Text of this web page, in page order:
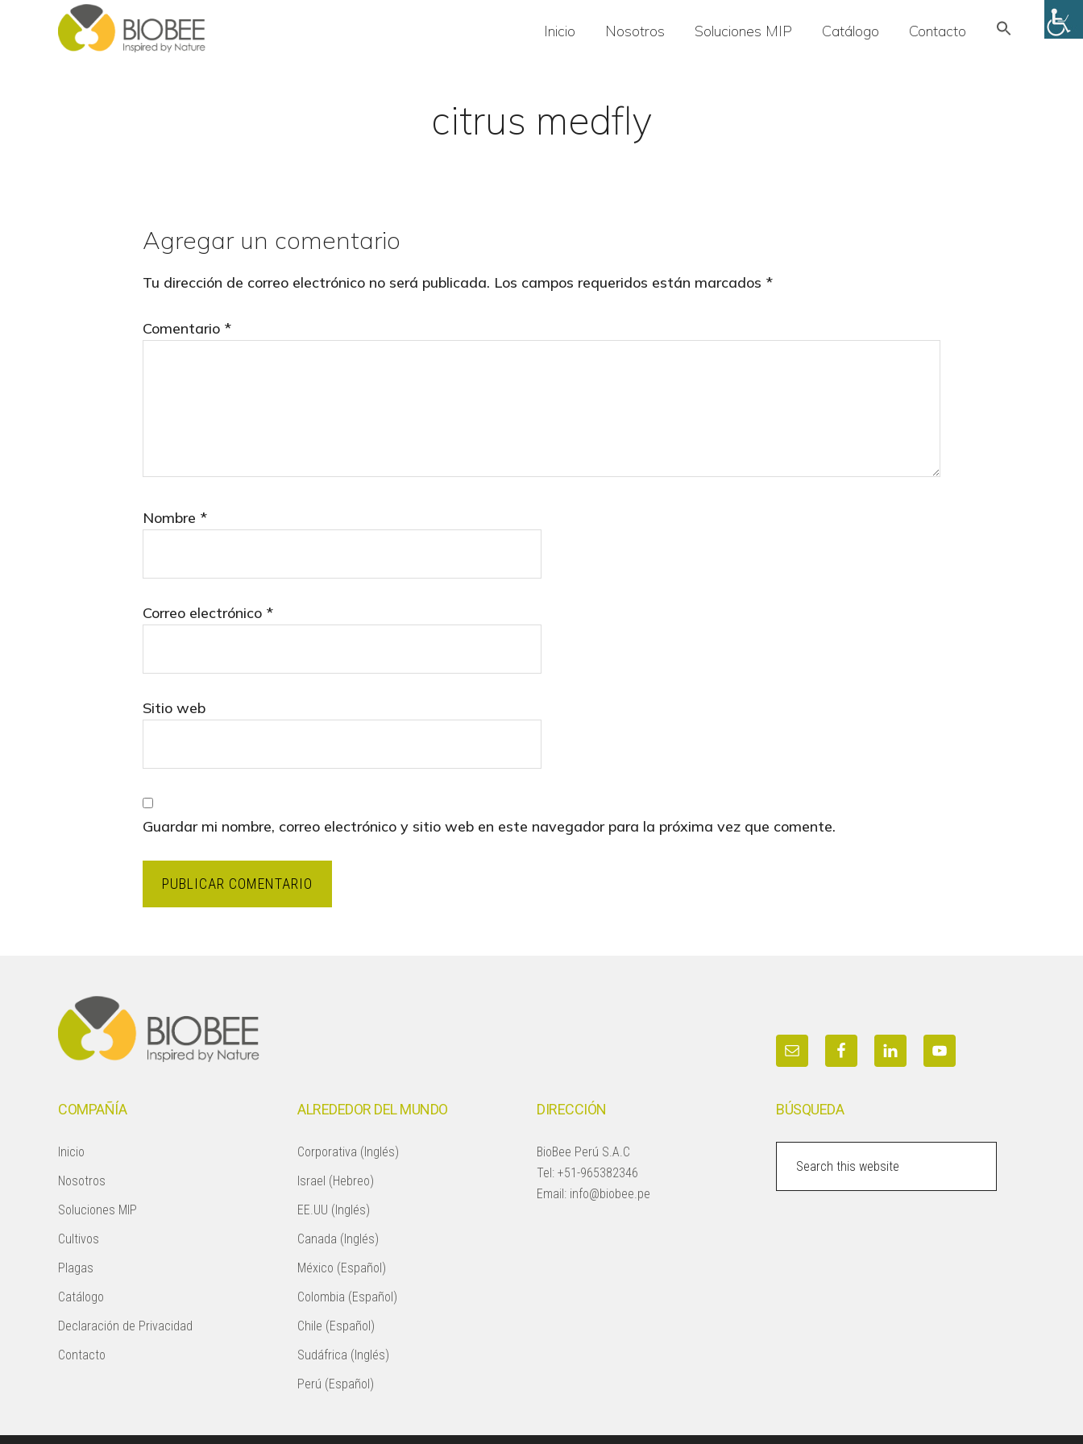
Inicio Nosotros Soluciones MIP Catálogo Contacto Search
citrus medfly
Reader
Interactions
Agregar un comentario
Tu dirección de correo electrónico no será publicada. Los campos requeridos están marcados *
Comentario *
Nombre *
Correo electrónico *
Sitio web
Guardar mi nombre, correo electrónico y sitio web en este navegador para la próxima vez que comente.
COMPAÑÍA
Inicio
Nosotros
Soluciones MIP
Cultivos
Plagas
Catálogo
Declaración de Privacidad
Contacto
ALREDEDOR DEL MUNDO
Corporativa (Inglés)
Israel (Hebreo)
EE.UU (Inglés)
Canada (Inglés)
México (Español)
Colombia (Español)
Chile (Español)
Sudáfrica (Inglés)
Perú (Español)
DIRECCIÓN
BioBee Perú S.A.C
Tel:+51-965382346
Email: info@biobee.pe
BÚSQUEDA
website